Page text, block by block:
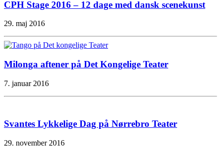
CPH Stage 2016 – 12 dage med dansk scenekunst
29. maj 2016
Milonga aftener på Det Kongelige Teater
7. januar 2016
Svantes Lykkelige Dag på Nørrebro Teater
29. november 2016